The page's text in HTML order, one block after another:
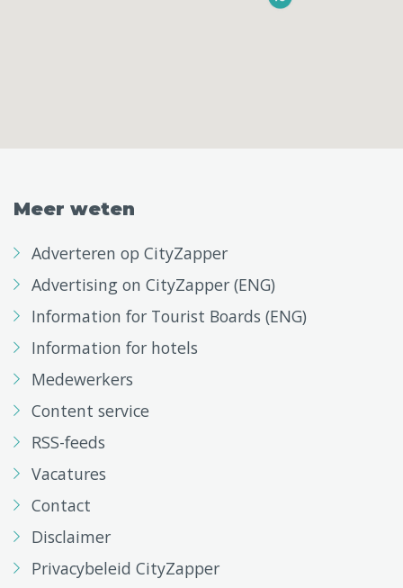
Meer weten
Adverteren op CityZapper
Advertising on CityZapper (ENG)
Information for Tourist Boards (ENG)
Information for hotels
Medewerkers
Content service
RSS-feeds
Vacatures
Contact
Disclaimer
Privacybeleid CityZapper